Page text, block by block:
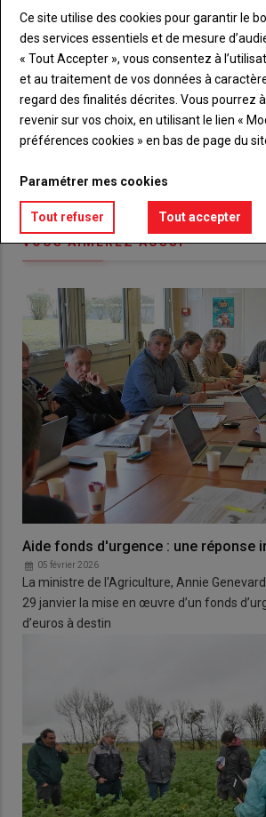
Sous-
titre
Vous n'êtes pas
TITRE CRÉEZ UN
Body Choisissez votre formule et
compte pour accéder à tout
Créez un compte
VOUS AIMEREZ AUSSI
Aide fonds d'urgence : une réponse
05 février 2026
La ministre de l'Agriculture, Annie
29 janvier la mise en œuvre d’un fonds
d’euros à destin
Ce site utilise des cookies pour garantir le
des services essentiels et de mesure
« Tout Accepter », vous consentez à
et au traitement de vos données à
regard des finalités décrites. Vous pourrez
revenir sur vos choix, en utilisant le lien «
préférences cookies » en bas de page du
Paramétrer mes cookies
Tout refuser Tout accepter